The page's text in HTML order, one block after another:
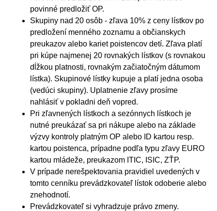
povinné predložiť OP.
Skupiny nad 20 osôb - zľava 10% z ceny lístkov po
predložení menného zoznamu a občianskych
preukazov alebo kariet poistencov detí. Zľava platí
pri kúpe najmenej 20 rovnakých lístkov (s rovnakou
dĺžkou platnosti, rovnakým začiatočným dátumom
lístka). Skupinové lístky kupuje a platí jedna osoba
(vedúci skupiny). Uplatnenie zľavy prosíme
nahlásiť v pokladni deň vopred.
Pri zľavnených lístkoch a sezónnych lístkoch je
nutné preukázať sa pri nákupe alebo na základe
výzvy kontroly platným OP alebo ID kartou resp.
kartou poistenca, prípadne podľa typu zľavy EURO
kartou mládeže, preukazom ITIC, ISIC, ZŤP.
V prípade nerešpektovania pravidiel uvedených v
tomto cenníku prevádzkovateľ lístok odoberie alebo
znehodnotí.
Prevádzkovateľ si vyhradzuje právo zmeny.